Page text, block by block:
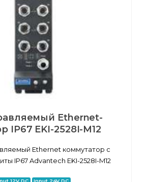
Ethernet-
IP67 EKI-2528I-M12
Ethernet коммутатор с
IP67 Advantech EKI-2528I-M12
12V DC Input 24V DC